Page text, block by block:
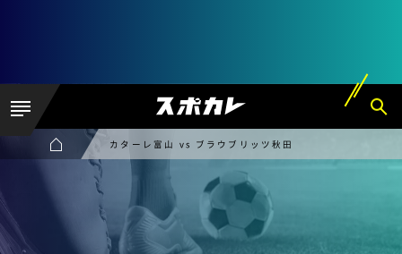
カターレ富山 vs ブラウブリッツ秋田